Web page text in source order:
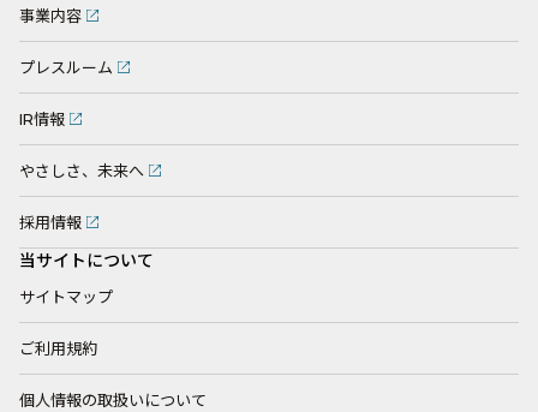
事業内容
プレスルーム
IR情報
やさしさ、未来へ
採用情報
当サイトについて
サイトマップ
ご利用規約
個人情報の取扱いについて